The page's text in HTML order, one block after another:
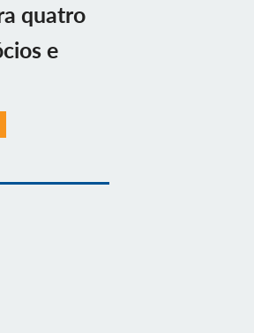
quatro
e